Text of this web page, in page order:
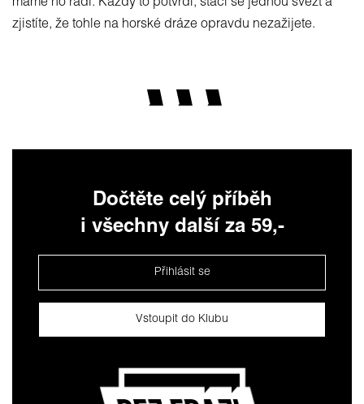
máme ho rádi. Každý to potvrdí, stačí se jednou svézt a
zjistíte, že tohle na horské dráze opravdu nezažijete.
Dočtěte celý příběh
i všechny další za 59,-
Přihlásit se
Vstoupit do Klubu